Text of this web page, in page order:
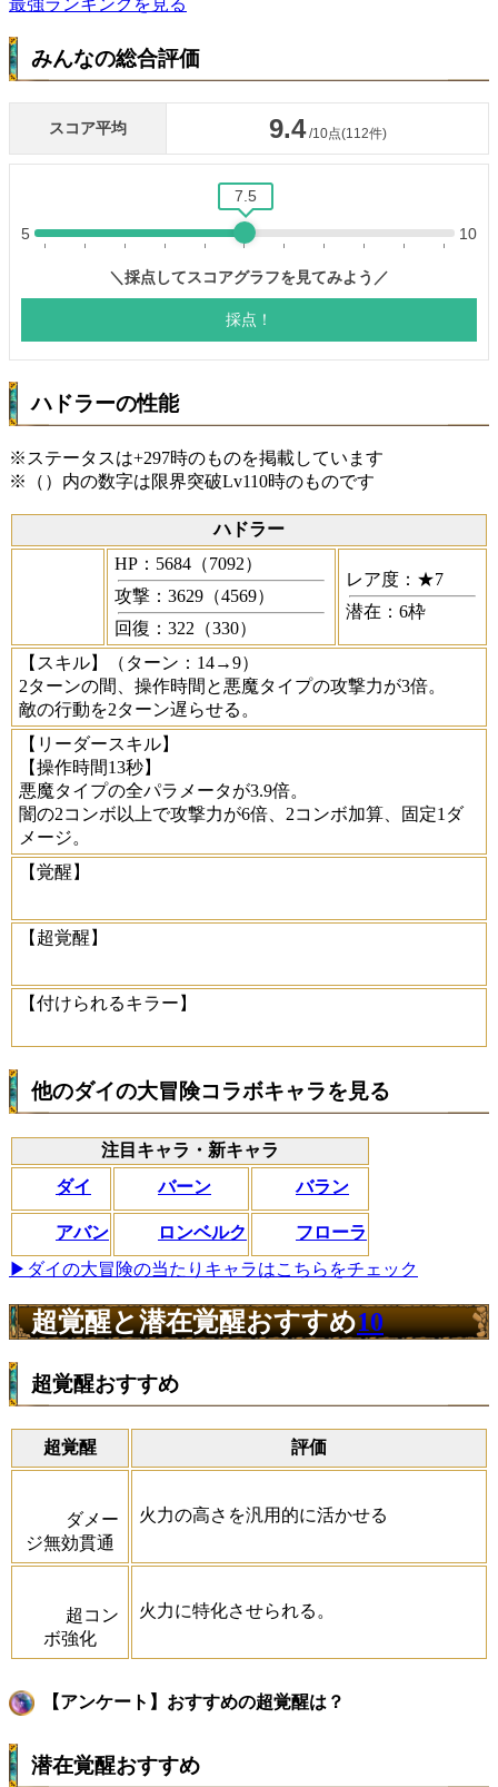
みんなの総合評価
ハドラーの性能
※ステータスは+297時のものを掲載しています
※（）内の数字は限界突破Lv110時のものです
ハドラー
HP：5684（7092）
攻撃：3629（4569）
回復：322（330）
レア度：★7
潜在：6枠
【スキル】
（ターン：14→9）
2ターンの間、操作時間と悪魔タイプの攻撃力が3倍。
敵の行動を2ターン遅らせる。
【リーダースキル】
【操作時間13秒】
悪魔タイプの全パラメータが3.9倍。
闇の2コンボ以上で攻撃力が6倍、2コンボ加算、固定1ダ
メージ。
【覚醒】
【超覚醒】
【付けられるキラー】
他のダイの大冒険コラボキャラを見る
注目キャラ・新キャラ
ダイ
バーン バラン
アバン ロンベルク
フローラ
▶ダイの大冒険の当たりキャラはこちらをチェック
超覚醒と潜在覚醒おすすめ10
超覚醒おすすめ
超覚醒 評価
ダメー
ジ無効貫通
火力の高さを汎用的に活かせる
超コン
ボ強化
火力に特化させられる。
【アンケート】おすすめの超覚醒は？
潜在覚醒おすすめ